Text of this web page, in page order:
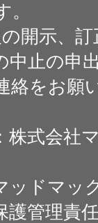
開示、
中止の申
絡をお願
株式会社
ッドマッ
護管理責